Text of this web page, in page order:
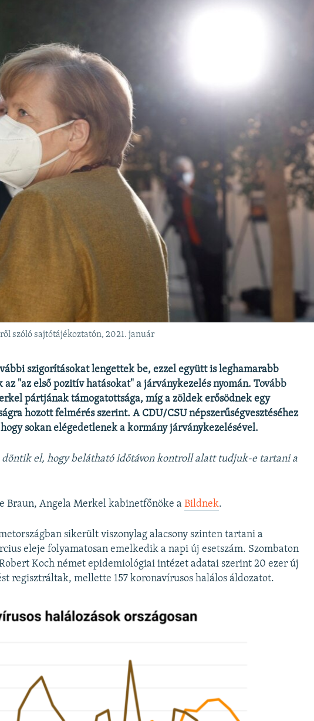
szóló sajtótájékoztatón, 2021. január
szigorításokat lengettek be, ezzel együtt is leghamarabb
az "az első pozitív hatásokat" a járványkezelés nyomán. Tovább
pártjának támogatottsága, míg a zöldek erősödnek egy
hozott felmérés szerint. A CDU/CSU népszerűségvesztéséhez
sokan elégedetlenek a kormány járványkezelésével.
döntik el, hogy belátható időtávon kontroll alatt tudjuk-e tartani a
Braun, Angela Merkel kabinetfőnöke aBildnek.
sikerült viszonylag alacsony szinten tartani a
eleje folyamatosan emelkedik a napi új esetszám. Szombaton
Koch német epidemiológiai intézet adatai szerint 20 ezer új
regisztráltak, mellette 157 koronavírusos halálos áldozatot.